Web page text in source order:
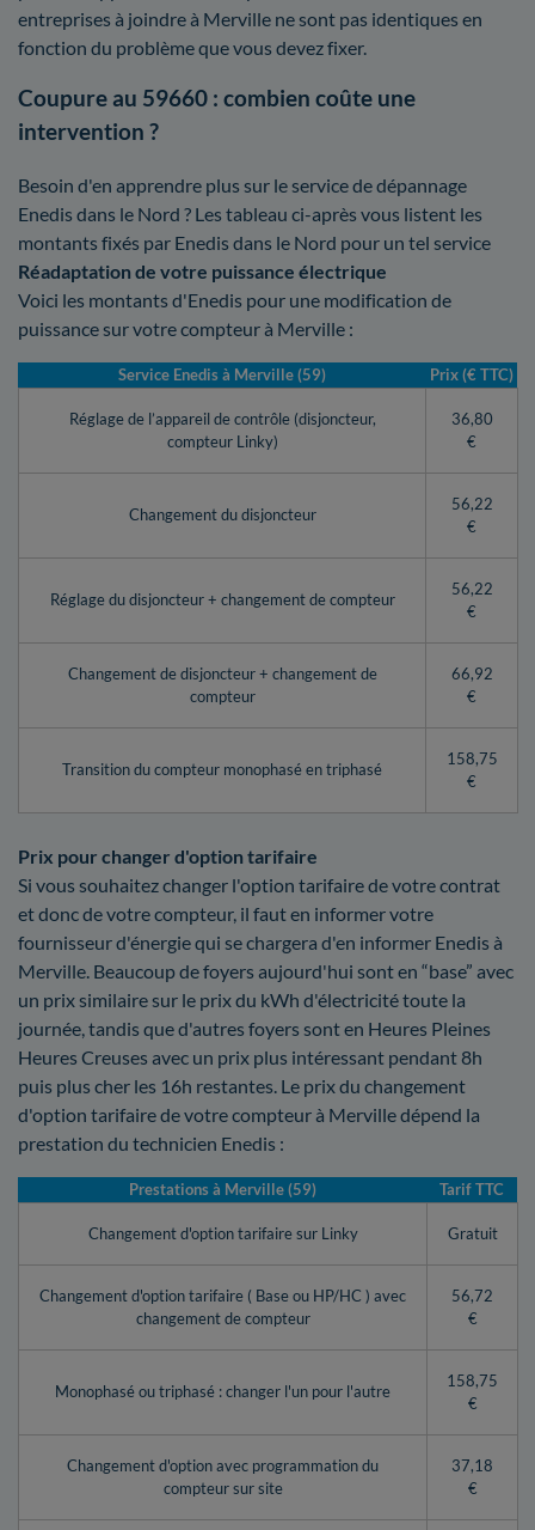
entreprises à joindre à Merville ne sont pas identiques en
fonction du problème que vous devez fixer.
Coupure au 59660 : combien coûte une
intervention ?
Besoin d'en apprendre plus sur le service de dépannage
Enedis dans le Nord ? Les tableau ci-après vous listent les
montants fixés par Enedis dans le Nord pour un tel service
Réadaptation de votre puissance électrique
Voici les montants d'Enedis pour une modification de
puissance sur votre compteur à Merville :
Service Enedis à Merville (59) Prix (€ TTC)
Réglage de l’appareil de contrôle (disjoncteur,
compteur Linky)
36,80
€
Changement du disjoncteur
56,22
€
Réglage du disjoncteur + changement de compteur
56,22
€
Changement de disjoncteur + changement de
compteur
66,92
€
Transition du compteur monophasé en triphasé
158,75
€
Prix pour changer d'option tarifaire
Si vous souhaitez changer l'option tarifaire de votre contrat
et donc de votre compteur, il faut en informer votre
fournisseur d'énergie qui se chargera d'en informer Enedis à
Merville. Beaucoup de foyers aujourd'hui sont en “base” avec
un prix similaire sur le prix du kWh d'électricité toute la
journée, tandis que d'autres foyers sont en Heures Pleines
Heures Creuses avec un prix plus intéressant pendant 8h
puis plus cher les 16h restantes. Le prix du changement
d'option tarifaire de votre compteur à Merville dépend la
prestation du technicien Enedis :
Prestations à Merville (59) Tarif TTC
Changement d'option tarifaire sur Linky Gratuit
Changement d'option tarifaire ( Base ou HP/HC ) avec
changement de compteur
56,72
€
Monophasé ou triphasé : changer l'un pour l'autre
158,75
€
Changement d'option avec programmation du
compteur sur site
37,18
€